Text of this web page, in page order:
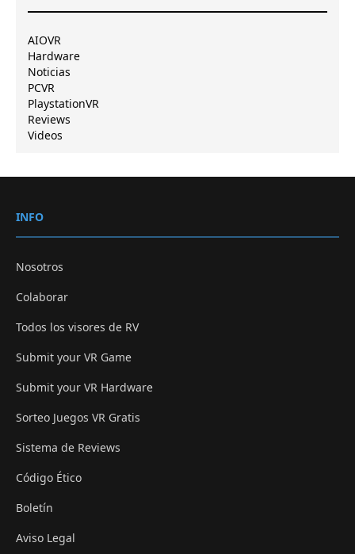
AIOVR
Hardware
Noticias
PCVR
PlaystationVR
Reviews
Videos
INFO
Nosotros
Colaborar
Todos los visores de RV
Submit your VR Game
Submit your VR Hardware
Sorteo Juegos VR Gratis
Sistema de Reviews
Código Ético
Boletín
Aviso Legal